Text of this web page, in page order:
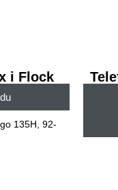
i Flock
135H, 92-